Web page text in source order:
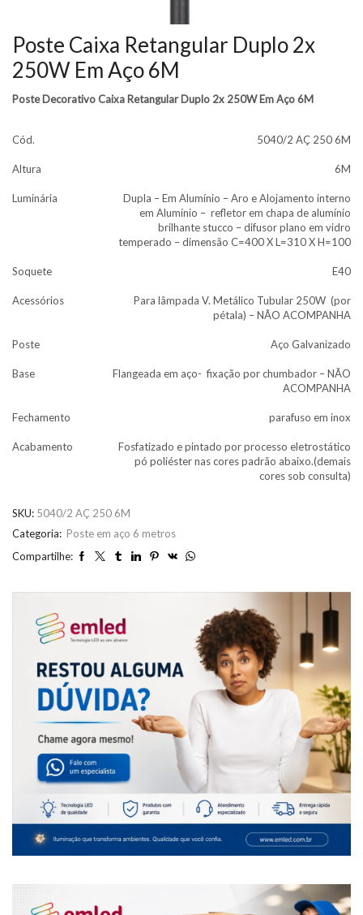
Poste Caixa Retangular Duplo 2x
250W Em Aço 6M
Poste Decorativo Caixa Retangular Duplo 2x 250W Em Aço 6M
Cód. 5040/2 AÇ 250 6M
Altura 6M
Luminária
Dupla – Em Alumínio – Aro e Alojamento interno
em Alumínio – refletor em chapa de alumínio
brilhante stucco – difusor plano em vidro
temperado – dimensão C=400 X L=310 X H=100
Soquete E40
Acessórios
Para lâmpada V. Metálico Tubular 250W (por
pétala) – NÃO ACOMPANHA
Poste Aço Galvanizado
Base
Flangeada em aço- fixação por chumbador – NÃO
ACOMPANHA
Fechamento parafuso em inox
Acabamento
Fosfatizado e pintado por processo eletrostático
pó poliéster nas cores padrão abaixo.(demais
cores sob consulta)
SKU: 5040/2 AÇ 250 6M
Categoria: Poste em aço 6 metros
Compartilhe: